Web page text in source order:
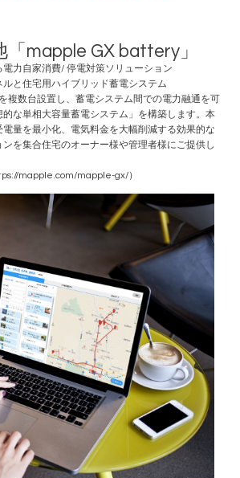
mapple GX battery」
力自家消費/ 停電対策ソリューション
と住宅用ハイブリッド蓄電システム
複数台設置し、蓄電システム間での電力融通を可
な単相大容量蓄電システム」を構築します。本
量を最小化、電気料金を大幅削減する効果的な
を集合住宅のオーナー様や管理者様にご提供し
mapple.com/mapple-gx/）